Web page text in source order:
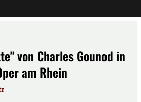
von Charles Gounod in
am Rhein